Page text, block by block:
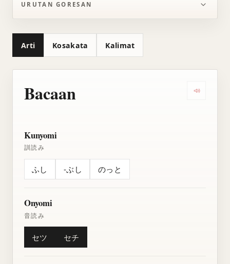
URUTAN GORESAN
Arti Kosakata Kalimat
Bacaan
Kunyomi
訓読み
ふし -ぶし のっと
Onyomi
音読み
セツ セチ